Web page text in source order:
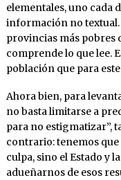
elementales, uno cada
información no textual.
provincias más pobres
comprende lo que lee.
población que para
Ahora bien, para
no basta limitarse a
para no estigmatizar”,
contrario: tenemos
culpa, sino el Estado y
adueñarnos de esos